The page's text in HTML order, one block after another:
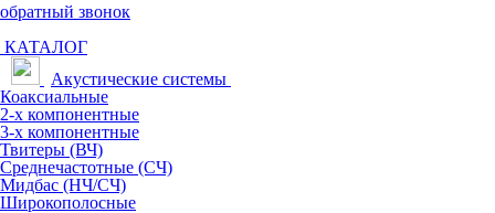
обратный звонок
КАТАЛОГ
Акустические системы
Коаксиальные
2-х компонентные
3-х компонентные
Твитеры (ВЧ)
Среднечастотные (СЧ)
Мидбас (НЧ/СЧ)
Широкополосные